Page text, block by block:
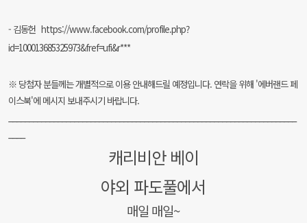
- 김동헌 https://www.facebook.com/profile.php?
id=100013685325973&fref=ufi&r***
※ 당첨자 분들께는 개별적으로 이용 안내해드릴 예정입니다. 연락을 위해 '에버랜드 페
이스북'에 메시지 보내주시기 바랍니다.
캐리비안 베이
야외 파도풀에서
매일 매일~